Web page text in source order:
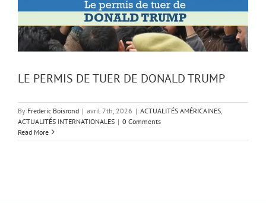
LE PERMIS DE TUER DE DONALD TRUMP
By Frederic Boisrond | avril 7th, 2026 | ACTUALITÉS AMÉRICAINES
ACTUALITÉS INTERNATIONALES | 0 Comments
Read More